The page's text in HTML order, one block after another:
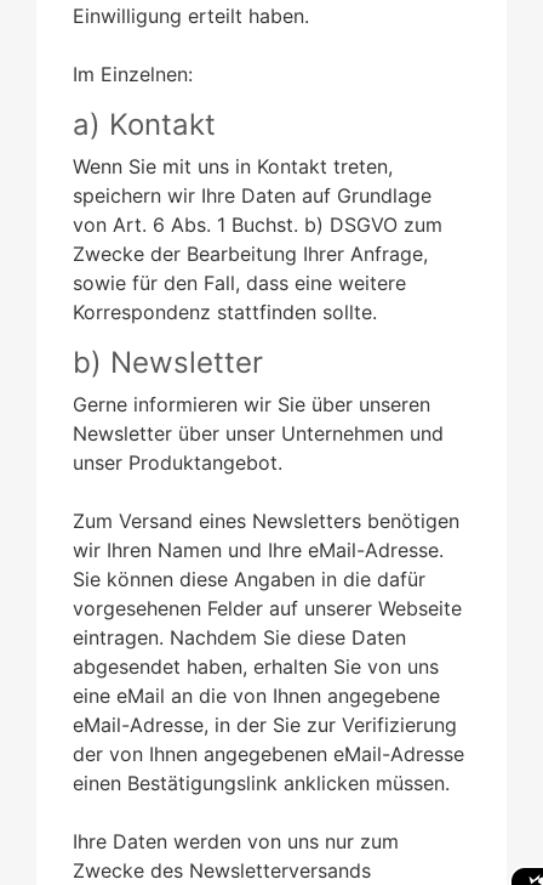
Einwilligung erteilt haben.
Im Einzelnen:
a) Kontakt
Wenn Sie mit uns in Kontakt treten,
speichern wir Ihre Daten auf Grundlage
von Art. 6 Abs. 1 Buchst. b) DSGVO zum
Zwecke der Bearbeitung Ihrer Anfrage,
sowie für den Fall, dass eine weitere
Korrespondenz stattfinden sollte.
b) Newsletter
Gerne informieren wir Sie über unseren
Newsletter über unser Unternehmen und
unser Produktangebot.
Zum Versand eines Newsletters benötigen
wir Ihren Namen und Ihre eMail-Adresse.
Sie können diese Angaben in die dafür
vorgesehenen Felder auf unserer Webseite
eintragen. Nachdem Sie diese Daten
abgesendet haben, erhalten Sie von uns
eine eMail an die von Ihnen angegebene
eMail-Adresse, in der Sie zur Verifizierung
der von Ihnen angegebenen eMail-Adresse
einen Bestätigungslink anklicken müssen.
Ihre Daten werden von uns nur zum
Zwecke des Newsletterversands